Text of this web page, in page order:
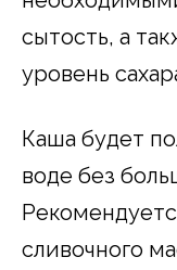
сытость, а
уровень
Каша будет
воде без
сливочного